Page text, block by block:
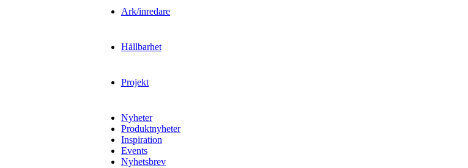
Ark/inredare
Hållbarhet
Projekt
Nyheter
Produktnyheter
Inspiration
Events
Nyhetsbrev